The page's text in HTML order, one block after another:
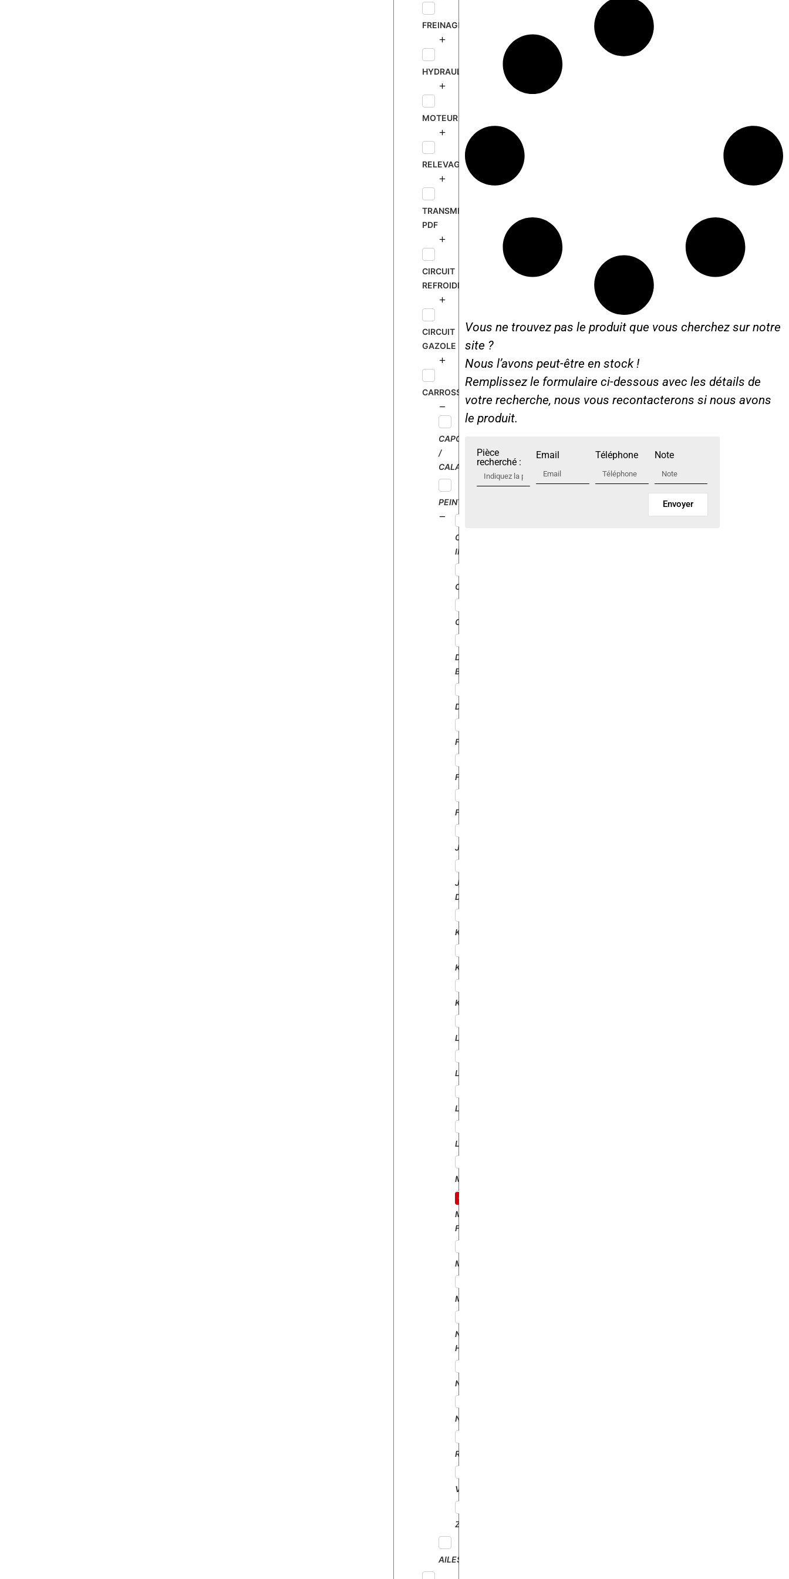
FREINAGE
HYDRAULIQUE
MOTEUR
RELEVAGE
TRANSMISSION
PDF
CIRCUIT
REFROIDISSEMENT
CIRCUIT
GAZOLE
CARROSSERIE
CAPOT
/
CALANDRE
PEINTURE
CASE
IH
CATERPILLAR
CLAAS
DAVID
BROWN
DEUTZ
FENDT
FIAT
FORD
JCB
JOHN
DEERE
KNEVERLAND
KUBOTA
KUHN
LANDINI
LANDROVER
LEMKEN
LEYLAND
MANITOU
MASSEY
FERGUSON
MATBRO
MERLO
NEW
HOLLAND
NODET
NUFFIELD
RENAULT
VICON
ZETOR
AILES
Vous ne trouvez pas le produit que vous cherchez sur notre
site ?
Nous l’avons peut-être en stock !
Remplissez le formulaire ci-dessous avec les détails de
votre recherche, nous vous recontacterons si nous avons
le produit.
Pièce
recherché :
Email Téléphone Note
Envoyer